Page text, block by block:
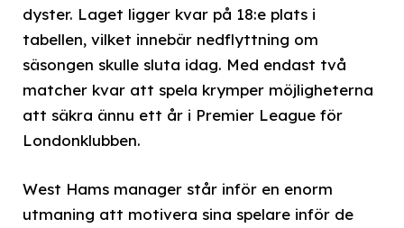
dyster. Laget ligger kvar på 18:e plats i
tabellen, vilket innebär nedflyttning om
säsongen skulle sluta idag. Med endast två
matcher kvar att spela krymper möjligheterna
att säkra ännu ett år i Premier League för
Londonklubben.
West Hams manager står inför en enorm
utmaning att motivera sina spelare inför de